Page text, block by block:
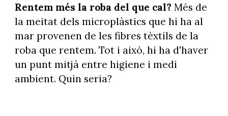
Rentem més la roba del que cal? Més de
la meitat dels microplàstics que hi ha al
mar provenen de les fibres tèxtils de la
roba que rentem. Tot i això, hi ha d'haver
un punt mitjà entre higiene i medi
ambient. Quin seria?